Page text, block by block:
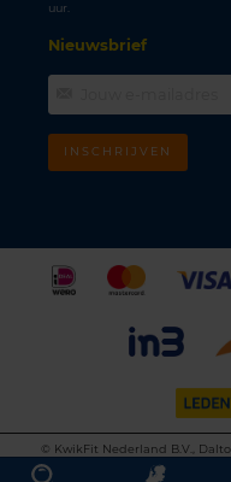
uur.
Nieuwsbrief
INSCHRIJVEN
©
KwikFit Nederland B.V.,
Algemene voorwaarden